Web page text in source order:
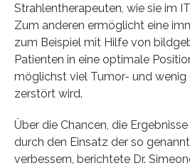
Strahlentherapeuten, wie sie im
Zum anderen ermöglicht eine
zum Beispiel mit Hilfe von
Patienten in eine optimale
möglichst viel Tumor- und wenig
zerstört wird.
Über die Chancen, die
durch den Einsatz der so
verbessern, berichtete Dr.